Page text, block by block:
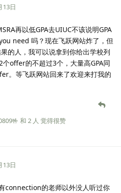
13日
再以低GPA去UIUC不该说明GPA
need 吗？现在飞跃网站炸了，但
的人，我可以说拿到你给出学校列
offer的不超过3个，大量高GPA同
。等飞跃网站回来了欢迎来打我的
和 2 人 觉得很赞
13日
connection的老师以外没人听过你